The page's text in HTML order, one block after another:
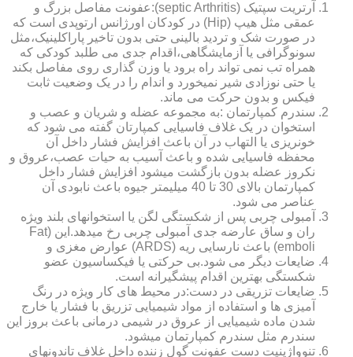
آرتریت سپتیک (septic Arthritis):عفونت مفاصل بزرگ و
عمقی مثل هیپ (Hip) در کودکان اورژانس ارتوپدی است که
در صورت شک و تردید بالینی حتی بدون تاخیر پاراکلینیک،مثل
سونوگرافی یا آزمایشگاهی،اقدام جدی می طلبد کودکی که
همراه تب نمی تواند راه برود یا وزن گذاری روی مفاصل بکند
یا حتی نوزادی شیر نمیخورد و اندام را در یک وضعیت ثابت
فیکس و بدون حرکت می ماند.
سندرم کمپارتمان :به مجموعه عضله و شریان و عصب و
استخوان در یک غلاف فاسیایی کمپارتان گفته می شود که
خونریزی یا التهاب در آن باعث افزایش فشار داخل آن
محفظه فاسیایی شده و باعث آسیب به حیات عصب،عروق و
نکروز عضله بدون بازگشت میشود افزایش فشار داخل
کمپارتمان بالای 30 تا 40 میلیمتر جیوه باعث نابودی آن
عناصر می شود.
آمبولی چربی پس از شکستگی لگن یا استخوانهای بلند ویژه
ران و ساق عارضه جدی آمبولی چربی رخ میدهد.این (Fat
emboli) باعث نارسایی ریه (ARDS) عوارض مغزی و
ضایعات دیگر می شود.بی حرکتی یا فیکساسیون عضو
شکستگی بهترین اقدام پیشگیرانه است.
ضایعات تزریقی در دست:در محیط های کار ویژه در رنگ
آمیزی ها و استفاده از مواد شیمیایی تزریق با فشار یا خارج
شدن ماده شیمیایی از عروق در شیمی درمانی باعث بروز این
سندرم مثل سندرم کمپارتمان میشود.
تنوواژینیت دست عفونت گول زننده داخل غلاف تاندونهای